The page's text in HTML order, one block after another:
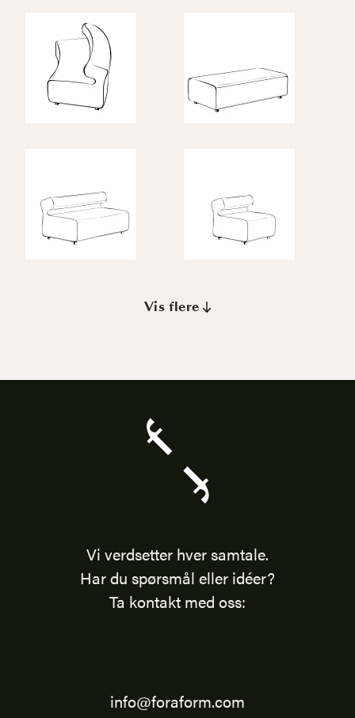
Vis flere
Vi verdsetter hver samtale.
Har du spørsmål eller idéer?
Ta kontakt med oss:
info@foraform.com